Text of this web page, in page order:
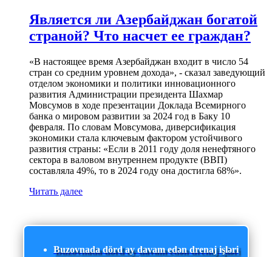
Является ли Азербайджан богатой
страной? Что насчет ее граждан?
«В настоящее время Азербайджан входит в число 54
стран со средним уровнем дохода», - сказал заведующий
отделом экономики и политики инновационного
развития Администрации президента Шахмар
Мовсумов в ходе презентации Доклада Всемирного
банка о мировом развитии за 2024 год в Баку 10
февраля. По словам Мовсумова, диверсификация
экономики стала ключевым фактором устойчивого
развития страны: «Если в 2011 году доля ненефтяного
сектора в валовом внутреннем продукте (ВВП)
составляла 49%, то в 2024 году она достигла 68%».
Читать далее
Buzovnada dörd ay davam edən drenaj işləri